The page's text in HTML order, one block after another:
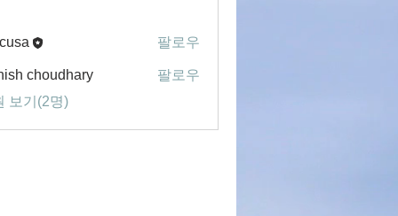
팔로우
choudhary
팔로우
보기(2명)